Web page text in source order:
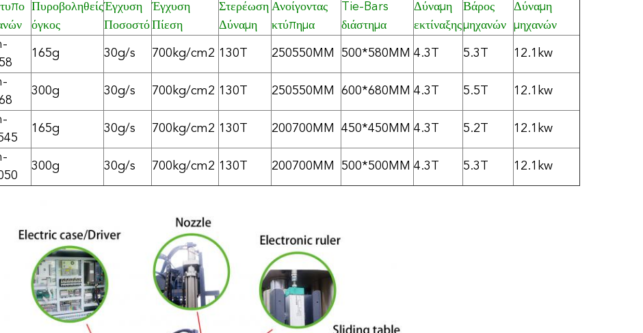
Πυροβοληθείς
όγκος
Έγχυση
Ποσοστό
Έγχυση
Πίεση
Στερέωση
Δύναμη
Ανοίγοντας
κτύπημα
Tie-Bars
διάστημα
Δύναμη
εκτίναξης
Βάρος
μηχανών
Δύναμη
μηχανών
165g 30g/s 700kg/cm2 130T 250550MM 500*580MM 4.3T 5.3T 12.1kw
300g 30g/s 700kg/cm2 130T 250550MM 600*680MM 4.3T 5.5T 12.1kw
165g 30g/s 700kg/cm2 130T 200700MM 450*450MM 4.3T 5.2T 12.1kw
300g 30g/s 700kg/cm2 130T 200700MM 500*500MM 4.3T 5.3T 12.1kw